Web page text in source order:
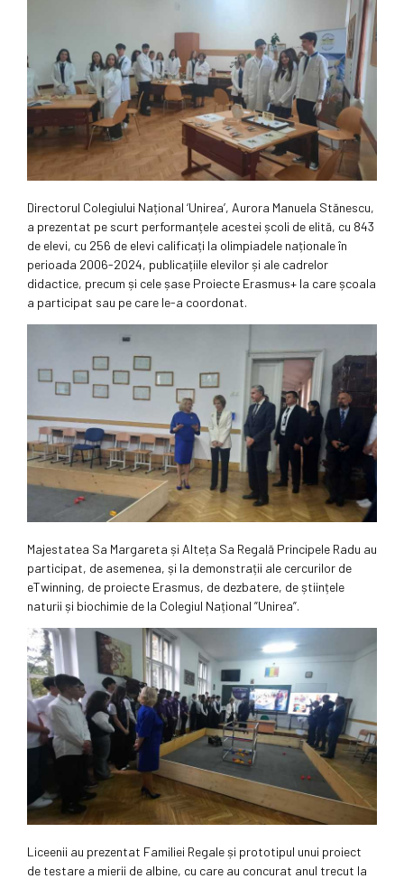
Directorul Colegiului Național ‘Unirea’, Aurora Manuela Stănescu,
a prezentat pe scurt performanțele acestei școli de elită, cu 843
de elevi, cu 256 de elevi calificați la olimpiadele naționale în
perioada 2006-2024, publicațiile elevilor și ale cadrelor
didactice, precum și cele șase Proiecte Erasmus+ la care școala
a participat sau pe care le-a coordonat.
Majestatea Sa Margareta și Alteța Sa Regală Principele Radu au
participat, de asemenea, și la demonstrații ale cercurilor de
eTwinning, de proiecte Erasmus, de dezbatere, de științele
naturii și biochimie de la Colegiul Național ”Unirea”.
Liceenii au prezentat Familiei Regale și prototipul unui proiect
de testare a mierii de albine, cu care au concurat anul trecut la